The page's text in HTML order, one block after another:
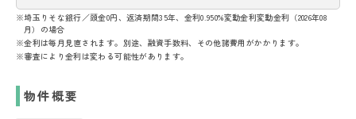
※埼玉りそな銀行／頭金0円、返済期間35年、金利0.950%変動金利変動金利（2026年08
月）の場合
※金利は毎月見直されます。別途、融資手数料、その他諸費用がかかります。
※審査により金利は変わる可能性があります。
物件概要